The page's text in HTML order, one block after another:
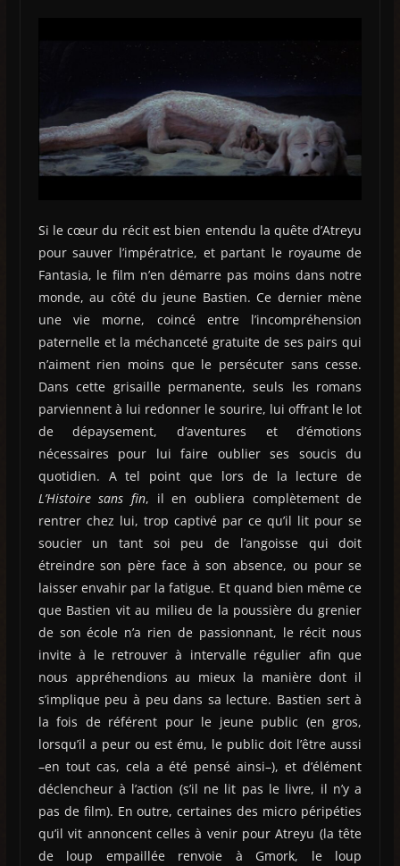
Si le cœur du récit est bien entendu la quête d’Atreyu
pour sauver l’impératrice, et partant le royaume de
Fantasia, le film n’en démarre pas moins dans notre
monde, au côté du jeune Bastien. Ce dernier mène
une vie morne, coincé entre l’incompréhension
paternelle et la méchanceté gratuite de ses pairs qui
n’aiment rien moins que le persécuter sans cesse.
Dans cette grisaille permanente, seuls les romans
parviennent à lui redonner le sourire, lui offrant le lot
de dépaysement, d’aventures et d’émotions
nécessaires pour lui faire oublier ses soucis du
quotidien. A tel point que lors de la lecture de
L’Histoire sans fin, il en oubliera complètement de
rentrer chez lui, trop captivé par ce qu’il lit pour se
soucier un tant soi peu de l’angoisse qui doit
étreindre son père face à son absence, ou pour se
laisser envahir par la fatigue. Et quand bien même ce
que Bastien vit au milieu de la poussière du grenier
de son école n’a rien de passionnant, le récit nous
invite à le retrouver à intervalle régulier afin que
nous appréhendions au mieux la manière dont il
s’implique peu à peu dans sa lecture. Bastien sert à
la fois de référent pour le jeune public (en gros,
lorsqu’il a peur ou est ému, le public doit l’être aussi
–en tout cas, cela a été pensé ainsi–), et d’élément
déclencheur à l’action (s’il ne lit pas le livre, il n’y a
pas de film). En outre, certaines des micro péripéties
qu’il vit annoncent celles à venir pour Atreyu (la tête
de loup empaillée renvoie à Gmork, le loup